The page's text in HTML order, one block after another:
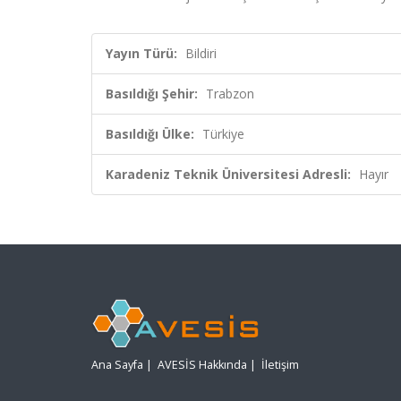
Yayın Türü: Bildiri
Basıldığı Şehir: Trabzon
Basıldığı Ülke: Türkiye
Karadeniz Teknik Üniversitesi Adresli: Hayır
Ana Sayfa | AVESİS Hakkında | İletişim